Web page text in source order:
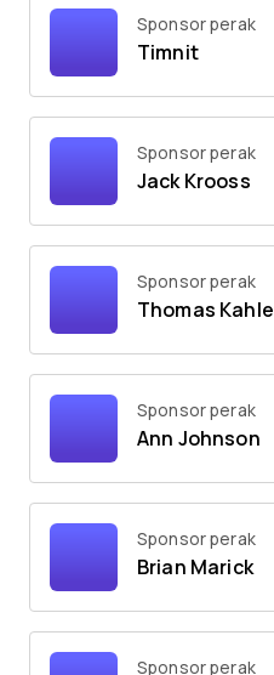
Sponsor perak
Timnit
Sponsor perak
Jack Krooss
Sponsor perak
Thomas Kahle
Sponsor perak
Ann Johnson
Sponsor perak
Brian Marick
Sponsor perak